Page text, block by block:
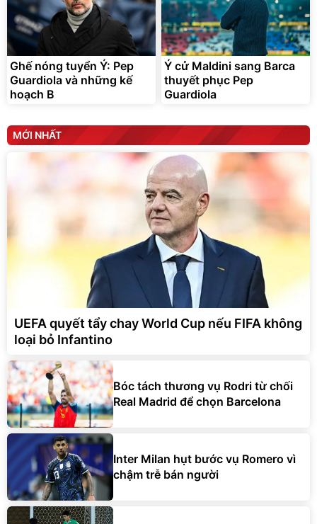
Ghế nóng tuyển Ý: Pep
Guardiola và những kế
hoạch B
Ý cử Maldini sang Barca
thuyết phục Pep
Guardiola
MỚI NHẤT
UEFA quyết tẩy chay World Cup nếu FIFA không
loại bỏ Infantino
Bóc tách thương vụ Rodri từ chối
Real Madrid để chọn Barcelona
Inter Milan hụt bước vụ Romero vì
chậm trễ bán người